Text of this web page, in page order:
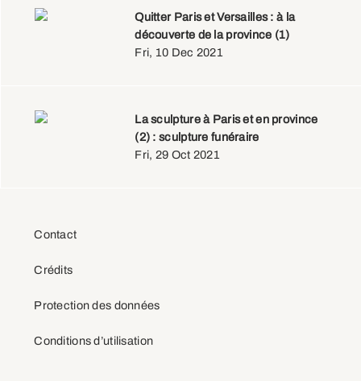
Quitter Paris et Versailles : à la
découverte de la province (1)
Fri, 10 Dec 2021
La sculpture à Paris et en province
(2) : sculpture funéraire
Fri, 29 Oct 2021
Contact
Crédits
Protection des données
Conditions d’utilisation